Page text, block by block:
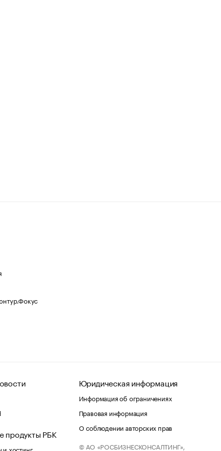
продукты РБК
хостинг
Юридическая информация
Информация об ограничениях
Правовая информация
О соблюдении авторских прав
© АО «РОСБИЗНЕСКОНСАЛТИНГ»,